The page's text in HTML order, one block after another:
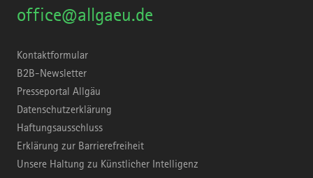
office@allgaeu.de
Kontaktformular
B2B-Newsletter
Presseportal Allgäu
Datenschutzerklärung
Haftungsausschluss
Erklärung zur Barrierefreiheit
Unsere Haltung zu Künstlicher Intelligenz